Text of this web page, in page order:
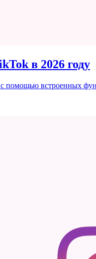
в 2026 году
помощью встроенных